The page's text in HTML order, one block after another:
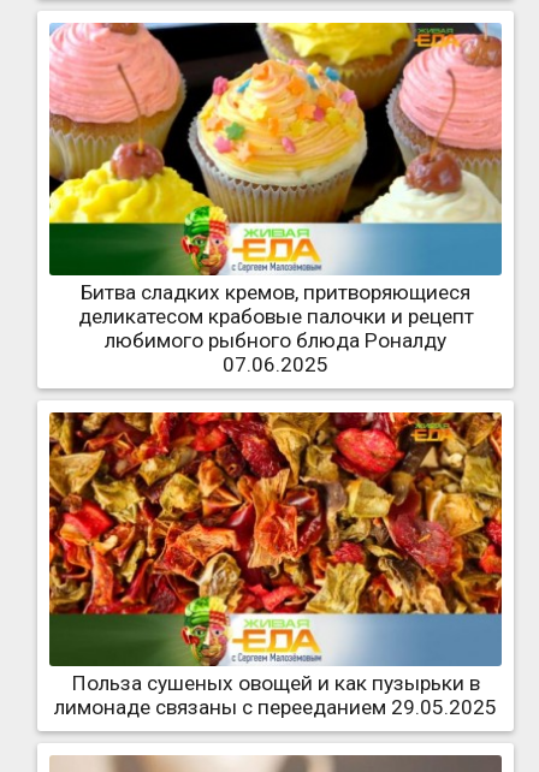
Битва сладких кремов, притворяющиеся
деликатесом крабовые палочки и рецепт
любимого рыбного блюда Роналду
07.06.2025
Польза сушеных овощей и как пузырьки в
лимонаде связаны с перееданием 29.05.2025